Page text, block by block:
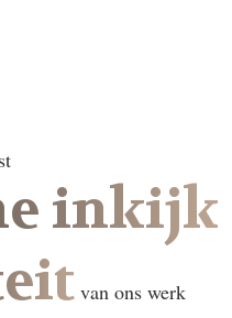
inkijk
van ons werk